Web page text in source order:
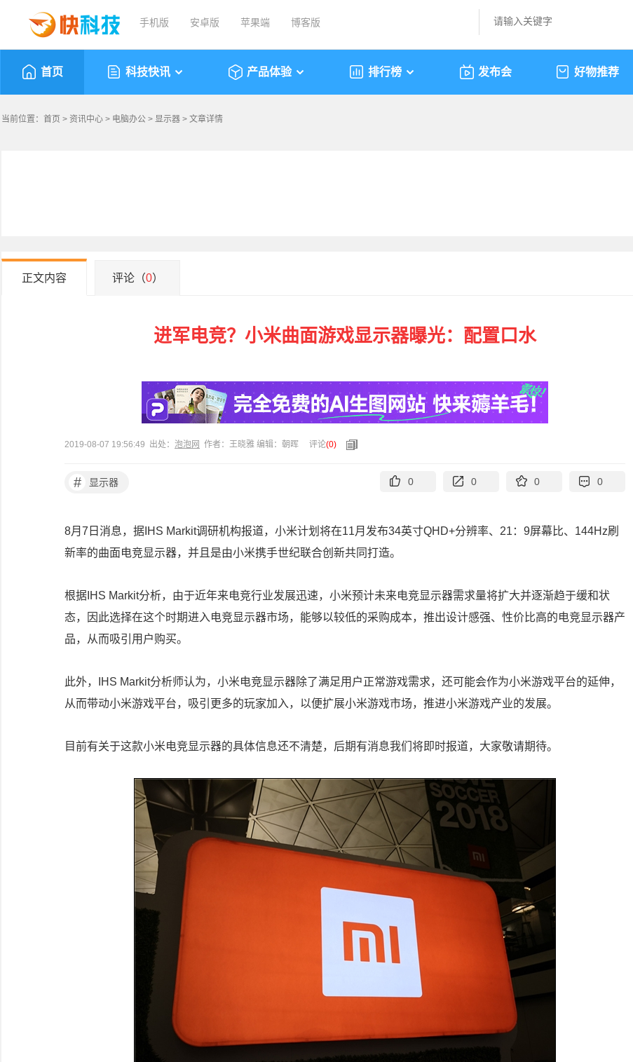
手机版 安卓版 苹果端 博客版
首页 科技快讯 产品体验 排行榜 发布会 好物推荐
当前位置： 首页 > 资讯中心 > 电脑办公 > 显示器 > 文章详情
正文内容 评论（0）
进军电竞？小米曲面游戏显示器曝光：配置口水
2019-08-07 19:56:49 出处： 泡泡网 作者：王晓雅 编辑：朝晖 评论(0)
# 显示器 0 0 0 0
8月7日消息，据IHS Markit调研机构报道，小米计划将在11月发布34英寸QHD+分辨率、21：9屏幕比、144Hz刷
新率的曲面电竞显示器，并且是由小米携手世纪联合创新共同打造。
根据IHS Markit分析，由于近年来电竞行业发展迅速，小米预计未来电竞显示器需求量将扩大并逐渐趋于缓和状
态，因此选择在这个时期进入电竞显示器市场，能够以较低的采购成本，推出设计感强、性价比高的电竞显示器产
品，从而吸引用户购买。
此外，IHS Markit分析师认为，小米电竞显示器除了满足用户正常游戏需求，还可能会作为小米游戏平台的延伸，
从而带动小米游戏平台，吸引更多的玩家加入，以便扩展小米游戏市场，推进小米游戏产业的发展。
目前有关于这款小米电竞显示器的具体信息还不清楚，后期有消息我们将即时报道，大家敬请期待。